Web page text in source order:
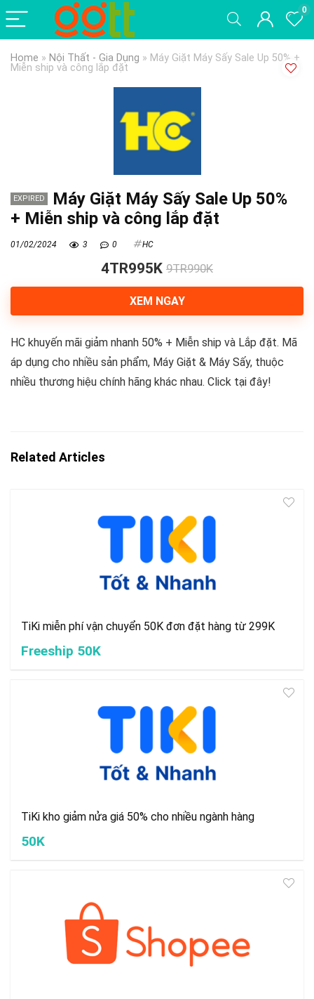
0
Home » Nội Thất - Gia Dụng » Máy Giặt Máy Sấy Sale Up 50% +
Miễn ship và công lắp đặt
EXPIRED
Máy Giặt Máy Sấy Sale Up 50%
+ Miễn ship và công lắp đặt
01/02/2024 3 0 HC
4TR995K 9TR990K
XEM NGAY
HC khuyến mãi giảm nhanh 50% + Miễn ship và Lắp đặt. Mã
áp dụng cho nhiều sản phẩm, Máy Giặt & Máy Sấy, thuộc
nhiều thương hiệu chính hãng khác nhau. Click tại đây!
Related Articles
TiKi miễn phí vận chuyển 50K đơn đặt hàng từ 299K
Freeship 50K
TiKi kho giảm nửa giá 50% cho nhiều ngành hàng
50K